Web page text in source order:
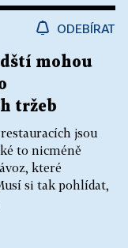
ODEBÍRAT
mohou
tržeb
jsou
to nicméně
které
si tak pohlídat,